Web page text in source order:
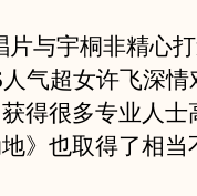
与宇桐非精心打
气超女许飞深情
得很多专业人
》也取得了相当